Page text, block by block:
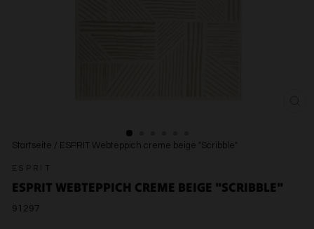
Startseite / ESPRIT Webteppich creme beige "Scribble"
ESPRIT
ESPRIT WEBTEPPICH CREME BEIGE "SCRIBBLE"
91297